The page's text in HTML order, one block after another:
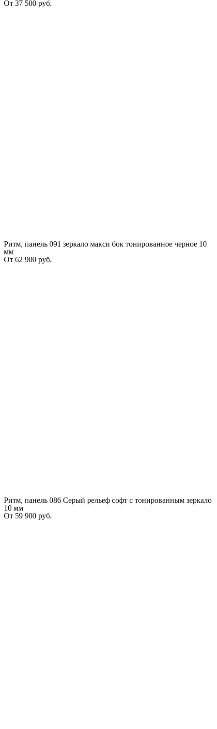
От 37 500 руб.
Ритм, панель 091 зеркало макси бок тонированное черное 10
мм
От 62 900 руб.
Ритм, панель 086 Серый рельеф софт с тонированным зеркало
10 мм
От 59 900 руб.